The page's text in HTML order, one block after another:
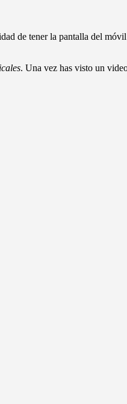
de tener la pantalla del
. Una vez has visto un